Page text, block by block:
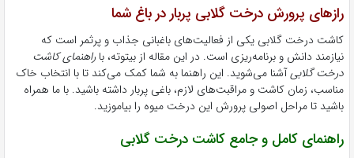
رازهای پرورش درخت گلابی پربار در باغ شما
کاشت درخت گلابی یکی از فعالیت‌های باغبانی جذاب و پرثمر است که
نیازمند دانش و برنامه‌ریزی است. در این مقاله از بیتوته، با راهنمای کاشت
درخت گلابیآشنا می‌شوید. این راهنما به شما کمک می‌کند تا با انتخاب خاک
مناسب، زمان کاشت و مراقبت‌های لازم، باغی پربار داشته باشید. با ما همراه
باشید تا مراحل اصولی پرورش این درخت میوه را بیاموزید.
راهنمای کامل و جامع کاشت درخت گلابی